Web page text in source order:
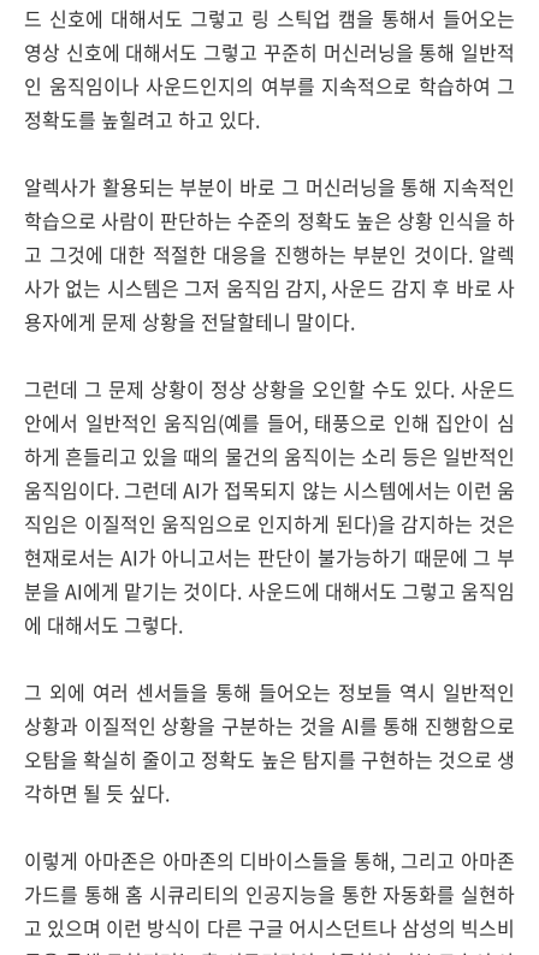
드 신호에 대해서도 그렇고 링 스틱업 캠을 통해서 들어오는
영상 신호에 대해서도 그렇고 꾸준히 머신러닝을 통해 일반적
인 움직임이나 사운드인지의 여부를 지속적으로 학습하여 그
정확도를 높힐려고 하고 있다.
알렉사가 활용되는 부분이 바로 그 머신러닝을 통해 지속적인
학습으로 사람이 판단하는 수준의 정확도 높은 상황 인식을 하
고 그것에 대한 적절한 대응을 진행하는 부분인 것이다. 알렉
사가 없는 시스템은 그저 움직임 감지, 사운드 감지 후 바로 사
용자에게 문제 상황을 전달할테니 말이다.
그런데 그 문제 상황이 정상 상황을 오인할 수도 있다. 사운드
안에서 일반적인 움직임(예를 들어, 태풍으로 인해 집안이 심
하게 흔들리고 있을 때의 물건의 움직이는 소리 등은 일반적인
움직임이다. 그런데 AI가 접목되지 않는 시스템에서는 이런 움
직임은 이질적인 움직임으로 인지하게 된다)을 감지하는 것은
현재로서는 AI가 아니고서는 판단이 불가능하기 때문에 그 부
분을 AI에게 맡기는 것이다. 사운드에 대해서도 그렇고 움직임
에 대해서도 그렇다.
그 외에 여러 센서들을 통해 들어오는 정보들 역시 일반적인
상황과 이질적인 상황을 구분하는 것을 AI를 통해 진행함으로
오탐을 확실히 줄이고 정확도 높은 탐지를 구현하는 것으로 생
각하면 될 듯 싶다.
이렇게 아마존은 아마존의 디바이스들을 통해, 그리고 아마존
가드를 통해 홈 시큐리티의 인공지능을 통한 자동화를 실현하
고 있으며 이런 방식이 다른 구글 어시스던트나 삼성의 빅스비